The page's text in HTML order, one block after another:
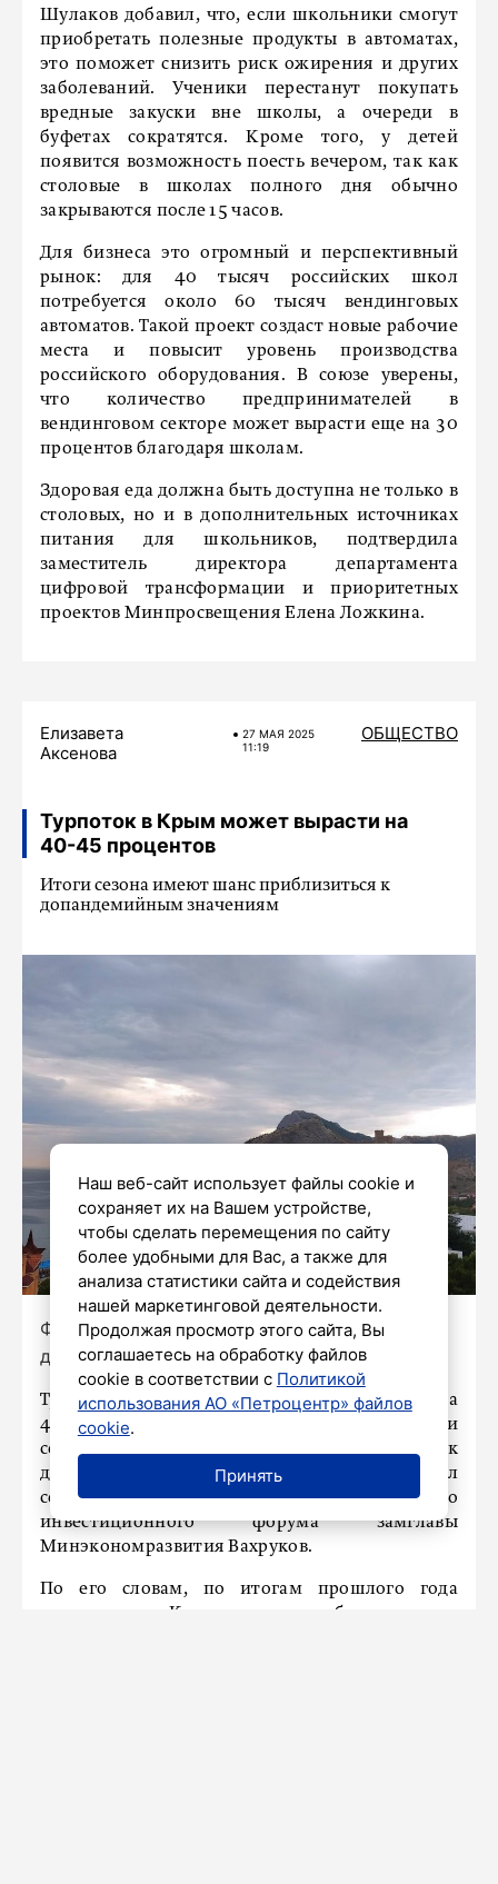
Шулаков добавил, что, если школьники смогут
приобретать полезные продукты в автоматах,
это поможет снизить риск ожирения и других
заболеваний. Ученики перестанут покупать
вредные закуски вне школы, а очереди в
буфетах сократятся. Кроме того, у детей
появится возможность поесть вечером, так как
столовые в школах полного дня обычно
закрываются после 15 часов.
Для бизнеса это огромный и перспективный
рынок: для 40 тысяч российских школ
потребуется около 60 тысяч вендинговых
автоматов. Такой проект создаст новые рабочие
места и повысит уровень производства
российского оборудования. В союзе уверены,
что количество предпринимателей в
вендинговом секторе может вырасти еще на 30
процентов благодаря школам.
Здоровая еда должна быть доступна не только в
столовых, но и в дополнительных источниках
питания для школьников, подтвердила
заместитель директора департамента
цифровой трансформации и приоритетных
проектов Минпросвещения Елена Ложкина.
Елизавета
Аксенова
27 МАЯ 2025
11:19
ОБЩЕСТВО
Турпоток в Крым может вырасти на
40-45 процентов
Итоги сезона имеют шанс приблизиться к
допандемийным значениям
Фото: Ирина Лисова/«Петербургский
дневник»
Турпоток в Крым этим летом может вырасти на
40-45 процентов к прошлому году, а итоги
сезона имеют шанс приблизиться к
допандемийным значениям. Об этом сообщил
сегодня в кулуарах Кавказского
инвестиционного форума замглавы
Минэкономразвития Вахруков.
По его словам, по итогам прошлого года
турпоток в Крым составил более шести
Наш веб-сайт использует файлы cookie и
сохраняет их на Вашем устройстве,
чтобы сделать перемещения по сайту
более удобными для Вас, а также для
анализа статистики сайта и содействия
нашей маркетинговой деятельности.
Продолжая просмотр этого сайта, Вы
соглашаетесь на обработку файлов
cookie в соответствии с Политикой
использования АО «Петроцентр» файлов
cookie.
Принять